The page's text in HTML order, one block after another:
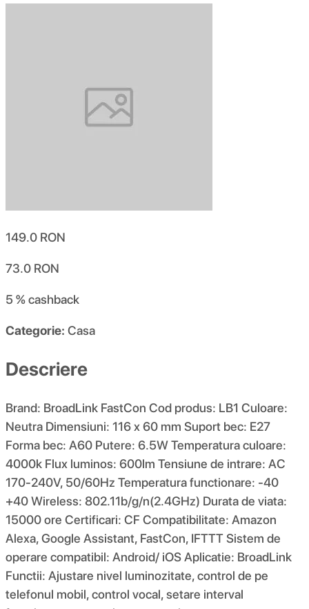
149.0 RON
73.0 RON
5 %cashback
Categorie: Casa
Descriere
Brand: BroadLink FastCon Cod produs: LB1 Culoare:
Neutra Dimensiuni: 116 x 60 mm Suport bec: E27
Forma bec: A60 Putere: 6.5W Temperatura culoare:
4000k Flux luminos: 600lm Tensiune de intrare: AC
170-240V, 50/60Hz Temperatura functionare: -40
+40 Wireless: 802.11b/g/n(2.4GHz) Durata de viata:
15000 ore Certificari: CF Compatibilitate: Amazon
Alexa, Google Assistant, FastCon, IFTTT Sistem de
operare compatibil: Android/ iOS Aplicatie: BroadLink
Functii: Ajustare nivel luminozitate, control de pe
telefonul mobil, control vocal, setare interval